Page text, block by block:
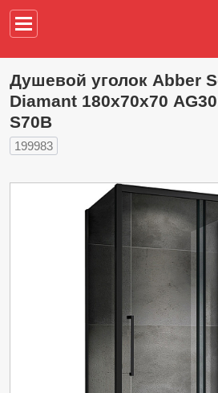
Душевой уголок Abber
Diamant 180х70х70
S70B
199983